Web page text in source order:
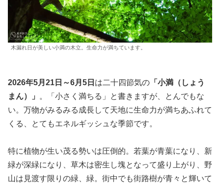
木漏れ日が美しい小満の木立。生命力が満ちています。
2026年5月21日～6月5日 は二十四節気の 「小満（しょう
まん）」
。「小さく満ちる」と書きますが、とんでもな
い。万物がみるみる成長して天地に生命力が満ちあふれて
くる、とてもエネルギッシュな季節です。
特に植物が生い茂る勢いは圧倒的。若葉が青葉になり、新
緑が深緑になり、草木は密生し塊となって盛り上がり、野
山は見渡す限りの緑、緑。街中でも街路樹が青々と輝いて